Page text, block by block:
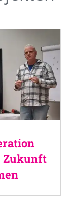
Zukunft